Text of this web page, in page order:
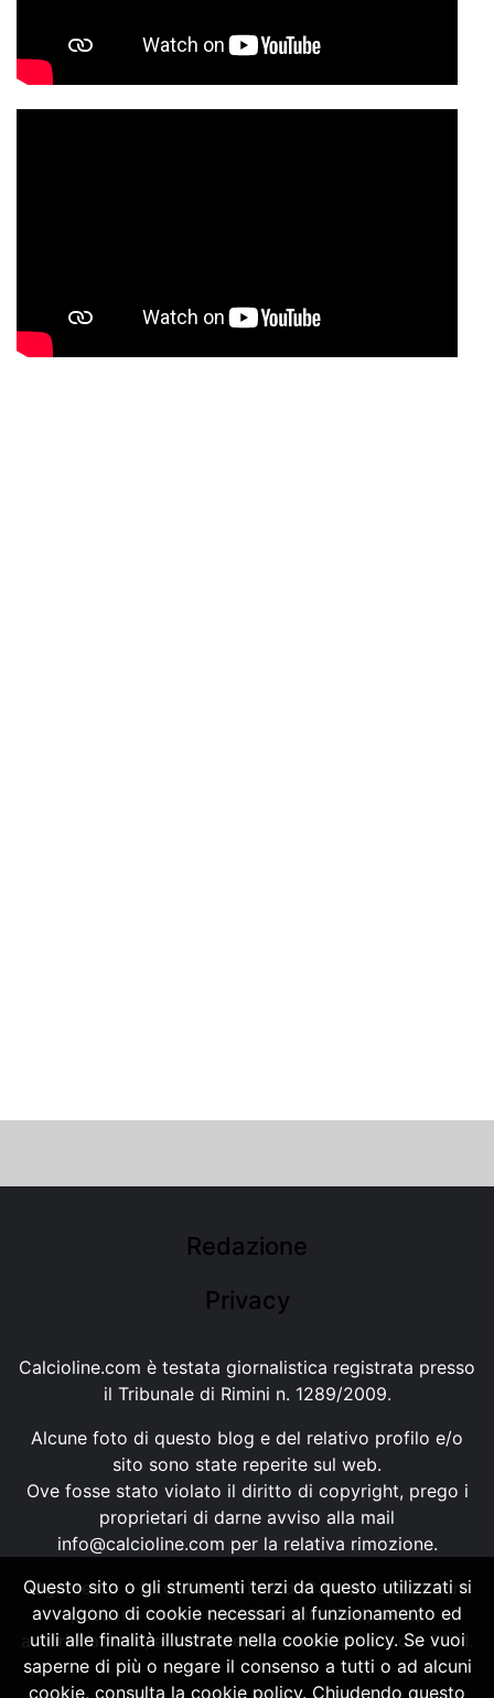
Redazione
Privacy
Calcioline.com è testata giornalistica registrata presso
il Tribunale di Rimini n. 1289/2009.
Alcune foto di questo blog e del relativo profilo e/o
sito sono state reperite sul web.
Ove fosse stato violato il diritto di copyright, prego i
proprietari di darne avviso alla mail
info@calcioline.com per la relativa rimozione.
Ogni testo e foto di proprietà di Calcioline.com non
possono essere copiati o riprodotti, senza
autorizzazione, ai sensi della normativa n.29 del 2001.
Questo sito o gli strumenti terzi da questo utilizzati si
avvalgono di cookie necessari al funzionamento ed
utili alle finalità illustrate nella cookie policy. Se vuoi
saperne di più o negare il consenso a tutti o ad alcuni
cookie, consulta la cookie policy. Chiudendo questo